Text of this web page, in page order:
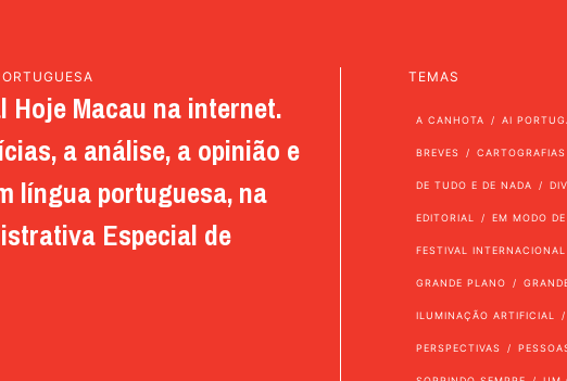
Hoje Macau na internet.
a análise, a opinião e
língua portuguesa, na
Especial de
TEMAS
A CANHOTA AI
BREVES CARTOGRAFIAS
DE TUDO E DE NADA
EDITORIAL EM MODO
FESTIVAL
GRANDE PLANO
ILUMINAÇÃO ARTIFICIAL
PERSPECTIVAS